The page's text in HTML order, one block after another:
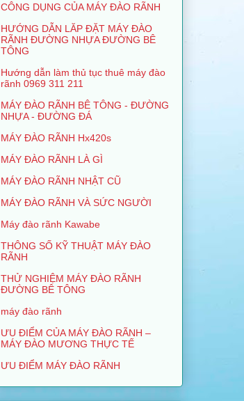
CÔNG DỤNG CỦA MÁY ĐÀO RÃNH
HƯỚNG DẪN LĂP ĐẶT MÁY ĐÀO
RÃNH ĐƯỜNG NHỰA ĐƯỜNG BÊ
TÔNG
Hướng dẫn làm thủ tục thuê máy đào
rãnh 0969 311 211
MÁY ĐÀO RÃNH BÊ TÔNG - ĐƯỜNG
NHỰA - ĐƯỜNG ĐÁ
MÁY ĐÀO RÃNH Hx420s
MÁY ĐÀO RÃNH LÀ GÌ
MÁY ĐÀO RÃNH NHẬT CŨ
MÁY ĐÀO RÃNH VÀ SỨC NGƯỜI
Máy đào rãnh Kawabe
THÔNG SỐ KỸ THUẬT MÁY ĐÀO
RÃNH
THỬ NGHIỆM MÁY ĐÀO RÃNH
ĐƯỜNG BÊ TÔNG
máy đào rãnh
ƯU ĐIỂM CỦA MÁY ĐÀO RÃNH –
MÁY ĐÀO MƯƠNG THỰC TẾ
ƯU ĐIỂM MÁY ĐÀO RÃNH